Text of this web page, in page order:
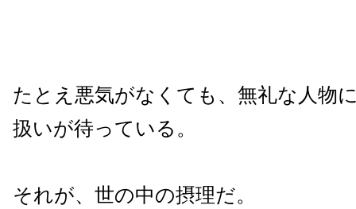
たとえ悪気がなくても、無礼な人物
扱いが待っている。
それが、世の中の摂理だ。